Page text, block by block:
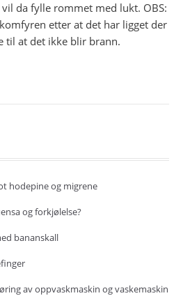
da fylle rommet med lukt. OBS:
etter at det har ligget der
til at det ikke blir brann.
hodepine og migrene
og forkjølelse?
bananskall
av oppvaskmaskin og vaskemaskin